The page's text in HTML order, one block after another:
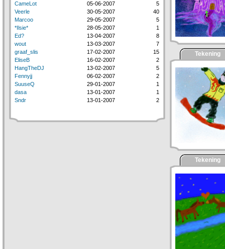
CameLot
05-06-2007
5
Veerle
30-05-2007
40
Marcoo
29-05-2007
5
*Ilsie*
28-05-2007
1
Ed?
13-04-2007
8
wout
13-03-2007
7
graaf_slis
17-02-2007
15
EliseB
16-02-2007
2
HangTheDJ
13-02-2007
5
Fennyjj
06-02-2007
2
SuuseQ
29-01-2007
1
dasa
13-01-2007
1
Sndr
13-01-2007 2
Tekening
Tekening